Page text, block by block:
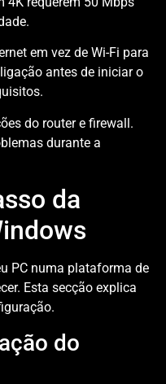
em vez de Wi-Fi para
antes de iniciar o
do router e firewall.
durante a
da
PC numa plataforma de
Esta secção explica
do